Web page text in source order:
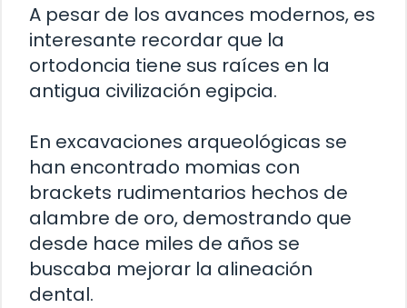
A pesar de los avances modernos, es
interesante recordar que la
ortodoncia tiene sus raíces en la
antigua civilización egipcia.
En excavaciones arqueológicas se
han encontrado momias con
brackets rudimentarios hechos de
alambre de oro, demostrando que
desde hace miles de años se
buscaba mejorar la alineación
dental.